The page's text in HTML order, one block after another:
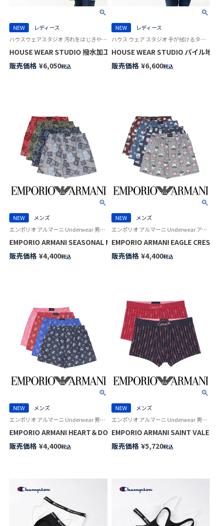
NEW
レディース
ハウスウェアスタジオ 汚れをはじきやすくお手入れ簡単！撥水加工エプロン レディース
HOUSE WEAR STUDIO 撥水加工 綿100％ 40サテン シマシマネコ
販売価格 ¥6,050税込
NEW
レディース
ハウス ウェア スタジオ 手が拭けるタオル地エプロン HWS 後ろクロス X型
HOUSE WEAR STUDIO パイル地
販売価格 ¥6,600税込
NEW
メンズ
エンポリオ アルマーニ Underwear 男性 アンダーウェア 紳士 下着
EMPORIO ARMANI SEASONAL MOTIF シーズナル モチーフ コッ
販売価格 ¥4,400税込
NEW
メンズ
エンポリオ アルマーニ Underwear アンダーウェア 紳士 下着 男性
EMPORIO ARMANI EAGLE
販売価格 ¥4,400税込
NEW
メンズ
エンポリオ アルマーニ Underwear 男性 アンダーウェア 紳士 下着
EMPORIO ARMANI HEART＆DOG ハート＆ドッグ コットン ウーブ
販売価格 ¥4,400税込
NEW
メンズ
エンポリオ アルマーニ Underwear 男性 ブランド アンダーウェア 紳士 下着
EMPORIO ARMANI SAINT
販売価格 ¥5,720税込